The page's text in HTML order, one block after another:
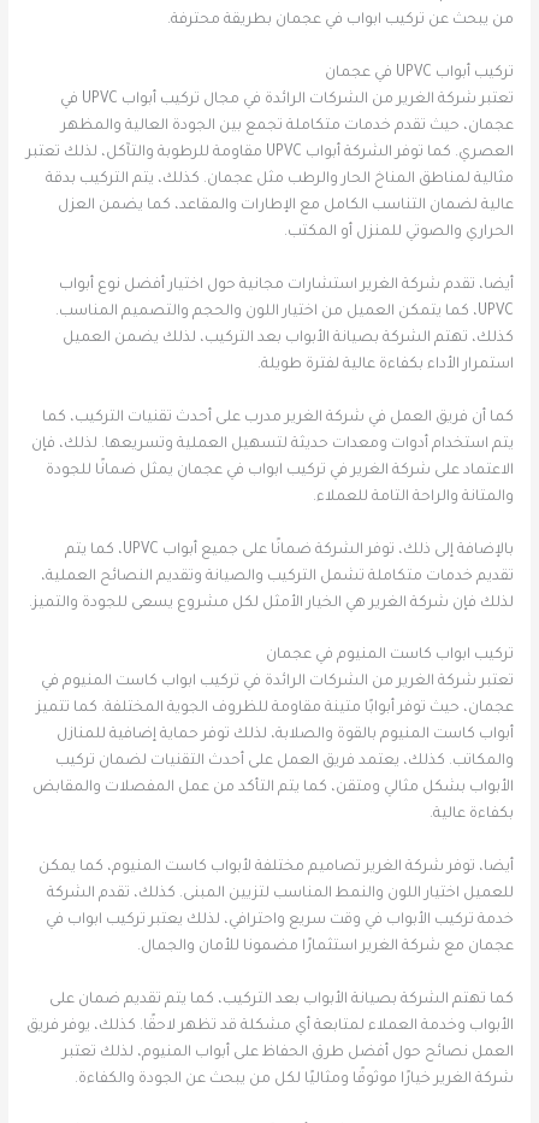
من يبحث عن تركيب ابواب في عجمان بطريقة محترفة.
تركيب أبواب UPVC في عجمان
تعتبر شركة الغرير من الشركات الرائدة في مجال تركيب أبواب UPVC في
عجمان، حيث تقدم خدمات متكاملة تجمع بين الجودة العالية والمظهر
العصري. كما توفر الشركة أبواب UPVC مقاومة للرطوبة والتآكل، لذلك تعتبر
مثالية لمناطق المناخ الحار والرطب مثل عجمان. كذلك، يتم التركيب بدقة
عالية لضمان التناسب الكامل مع الإطارات والمقاعد، كما يضمن العزل
الحراري والصوتي للمنزل أو المكتب.
أيضا، تقدم شركة الغرير استشارات مجانية حول اختيار أفضل نوع أبواب
UPVC، كما يتمكن العميل من اختيار اللون والحجم والتصميم المناسب.
كذلك، تهتم الشركة بصيانة الأبواب بعد التركيب، لذلك يضمن العميل
استمرار الأداء بكفاءة عالية لفترة طويلة.
كما أن فريق العمل في شركة الغرير مدرب على أحدث تقنيات التركيب، كما
يتم استخدام أدوات ومعدات حديثة لتسهيل العملية وتسريعها. لذلك، فإن
الاعتماد على شركة الغرير في تركيب ابواب في عجمان يمثل ضمانًا للجودة
والمتانة والراحة التامة للعملاء.
بالإضافة إلى ذلك، توفر الشركة ضمانًا على جميع أبواب UPVC، كما يتم
تقديم خدمات متكاملة تشمل التركيب والصيانة وتقديم النصائح العملية،
لذلك فإن شركة الغرير هي الخيار الأمثل لكل مشروع يسعى للجودة والتميز.
تركيب ابواب كاست المنيوم في عجمان
تعتبر شركة الغرير من الشركات الرائدة في تركيب ابواب كاست المنيوم في
عجمان، حيث توفر أبوابًا متينة مقاومة للظروف الجوية المختلفة. كما تتميز
أبواب كاست المنيوم بالقوة والصلابة، لذلك توفر حماية إضافية للمنازل
والمكاتب. كذلك، يعتمد فريق العمل على أحدث التقنيات لضمان تركيب
الأبواب بشكل مثالي ومتقن، كما يتم التأكد من عمل المفصلات والمقابض
بكفاءة عالية.
أيضا، توفر شركة الغرير تصاميم مختلفة لأبواب كاست المنيوم، كما يمكن
للعميل اختيار اللون والنمط المناسب لتزيين المبنى. كذلك، تقدم الشركة
خدمة تركيب الأبواب في وقت سريع واحترافي، لذلك يعتبر تركيب ابواب في
عجمان مع شركة الغرير استثمارًا مضمونا للأمان والجمال.
كما تهتم الشركة بصيانة الأبواب بعد التركيب، كما يتم تقديم ضمان على
الأبواب وخدمة العملاء لمتابعة أي مشكلة قد تظهر لاحقًا. كذلك، يوفر فريق
العمل نصائح حول أفضل طرق الحفاظ على أبواب المنيوم، لذلك تعتبر
شركة الغرير خيارًا موثوقًا ومثاليًا لكل من يبحث عن الجودة والكفاءة.